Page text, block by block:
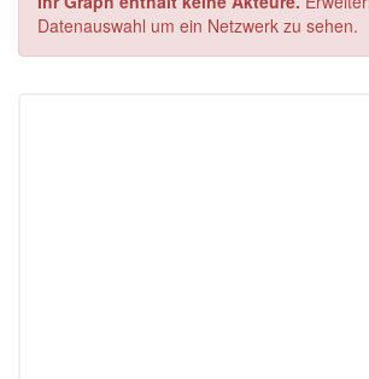
Datenauswahl um ein Netzwerk zu sehen.